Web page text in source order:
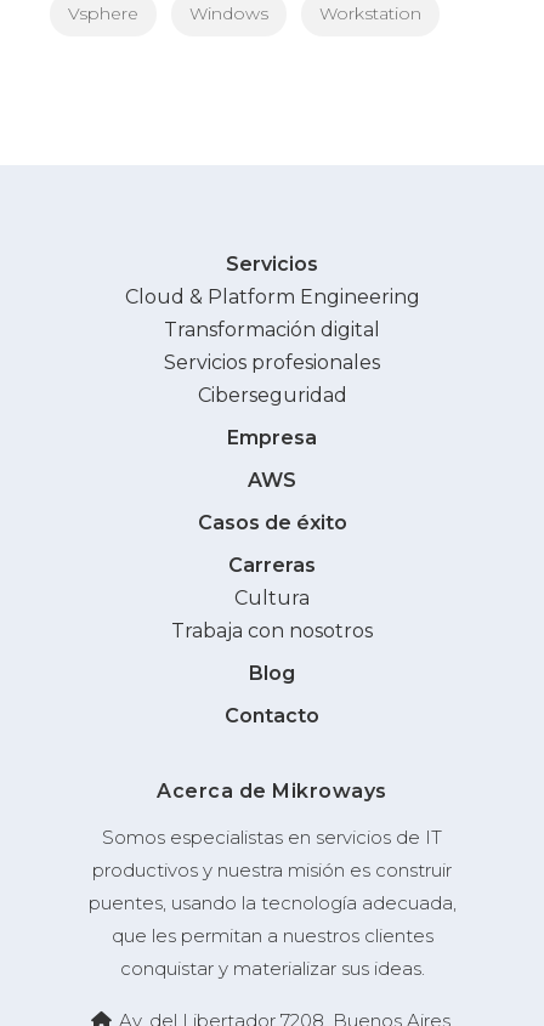
Vsphere Windows Workstation
Servicios
Cloud & Platform Engineering
Transformación digital
Servicios profesionales
Ciberseguridad
Empresa
AWS
Casos de éxito
Carreras
Cultura
Trabaja con nosotros
Blog
Contacto
Acerca de Mikroways
Somos especialistas en servicios de IT
productivos y nuestra misión es construir
puentes, usando la tecnología adecuada,
que les permitan a nuestros clientes
conquistar y materializar sus ideas.
Av. del Libertador 7208, Buenos Aires,